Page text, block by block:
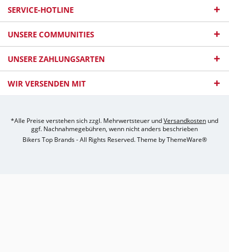
SERVICE-HOTLINE
UNSERE COMMUNITIES
UNSERE ZAHLUNGSARTEN
WIR VERSENDEN MIT
*Alle Preise verstehen sich zzgl. Mehrwertsteuer undVersandkosten und
ggf. Nachnahmegebühren, wenn nicht anders beschrieben
Bikers Top Brands - All Rights Reserved. Theme byThemeWare®